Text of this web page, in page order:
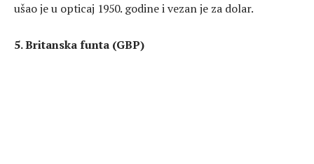
ušao je u opticaj 1950. godine i vezan je za dolar.
5. Britanska funta (GBP)